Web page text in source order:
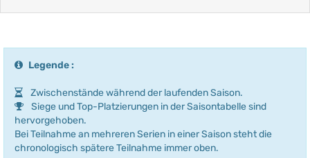
Legende :
Zwischenstände während der laufenden Saison.
Siege und Top-Platzierungen in der Saisontabelle sind
hervorgehoben.
Bei Teilnahme an mehreren Serien in einer Saison steht die
chronologisch spätere Teilnahme immer oben.